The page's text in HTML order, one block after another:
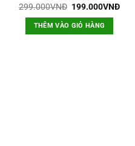
299.000VNĐ Giá
là:
299.000VNĐ.
199.000VNĐGiá
THÊM VÀO GIỎ HÀNG